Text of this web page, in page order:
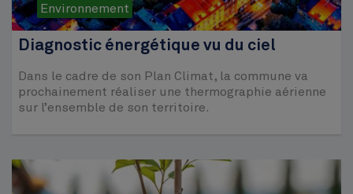
Environnement
Diagnostic énergétique vu du ciel
Dans le cadre de son Plan Climat, la commune va
prochainement réaliser une thermographie aérienne
sur l’ensemble de son territoire.